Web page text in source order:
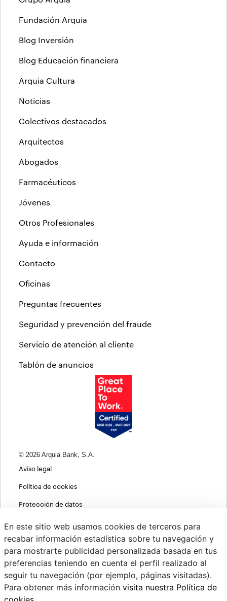
Fundación Arquia
Blog Inversión
Blog Educación financiera
Arquia Cultura
Noticias
Colectivos destacados
Arquitectos
Abogados
Farmacéuticos
Jóvenes
Otros Profesionales
Ayuda e información
Contacto
Oficinas
Preguntas frecuentes
Seguridad y prevención del fraude
Servicio de atención al cliente
Tablón de anuncios
© 2026 Arquia Bank, S.A.
Aviso legal
Política de cookies
Protección de datos
Política de privacidad web
MIFID
PSD2
Cambio de divisas
En este sitio web usamos cookies de terceros para
recabar información estadística sobre tu navegación y
para mostrarte publicidad personalizada basada en tus
preferencias teniendo en cuenta el perfil realizado al
seguir tu navegación (por ejemplo, páginas visitadas).
Para obtener más información visita nuestra Política de